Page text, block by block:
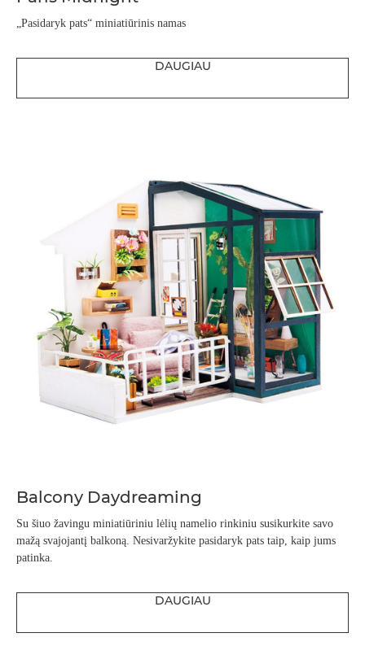
„Pasidaryk pats“ miniatiūrinis namas
DAUGIAU
Balcony Daydreaming
Su šiuo žavingu miniatiūriniu lėlių namelio rinkiniu susikurkite savo
mažą svajojantį balkoną. Nesivaržykite pasidaryk pats taip, kaip jums
patinka.
DAUGIAU